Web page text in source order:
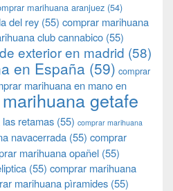
marihuana aranjuez (54)
del rey (55) comprar marihuana
club cannabico (55)
exterior en madrid (58)
en España (59) comprar
marihuana en mano en
getafe
retamas (55) comprar marihuana
navacerrada (55) comprar
marihuana opañel (55)
(55) comprar marihuana
marihuana pìramides (55)